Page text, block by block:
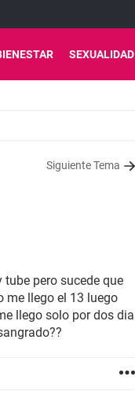
SEXUALIDAD
Siguiente Tema
pero sucede que
me llego el 13 luego
llego solo por dos dia